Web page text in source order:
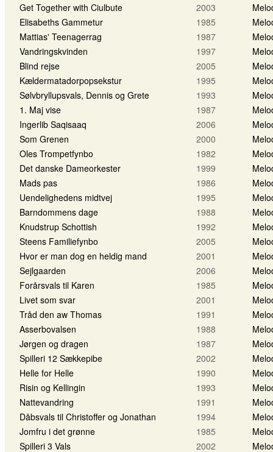
Get Together with Ciulbute
2003
Elisabeths Gammetur
1985
Mattias' Teenagerrag
1987
Vandringskvinden
1997
Blind rejse
2005
Kældermatadorpopsekstur
1995
Sølvbryllupsvals, Dennis og Grete
1993
1. Maj vise
1987
Ingerlib Saqisaaq
2006
Som Grenen
2000
Oles Trompetfynbo
1982
Det danske Dameorkester
1999
Mads pas
1986
Uendelighedens midtvej
1995
Barndommens dage
1988
Knudstrup Schottish
1992
Steens Familiefynbo
2005
Hvor er man dog en heldig mand
2001
Sejlgaarden
2006
Forårsvals til Karen
1985
Livet som svar
2001
Tråd den aw Thomas
1991
Asserbovalsen
1988
Jørgen og dragen
1987
Spilleri 12 Sækkepibe
2002
Helle for Helle
1990
Risin og Kellingin
1993
Nattevandring
1991
Dåbsvals til Christoffer og Jonathan
1994
Jomfru i det grønne
1985
Spilleri 3 Vals
2002